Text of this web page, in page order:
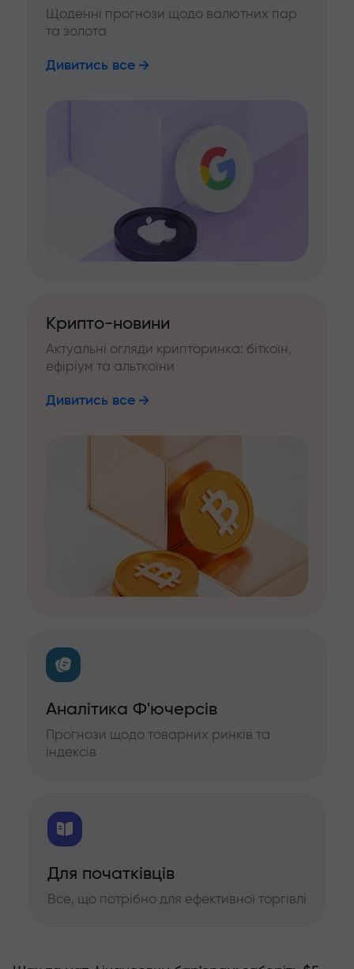
Щоденні прогнози щодо валютних пар
та золота
Дивитись все
Крипто-новини
Актуальні огляди крипторинка: біткоїн,
ефіріум та альткоїни
Дивитись все
Аналітика Ф'ючерсів
Прогнози щодо товарних ринків та
індексів
Для початківців
Все, що потрібно для ефективної торгівлі